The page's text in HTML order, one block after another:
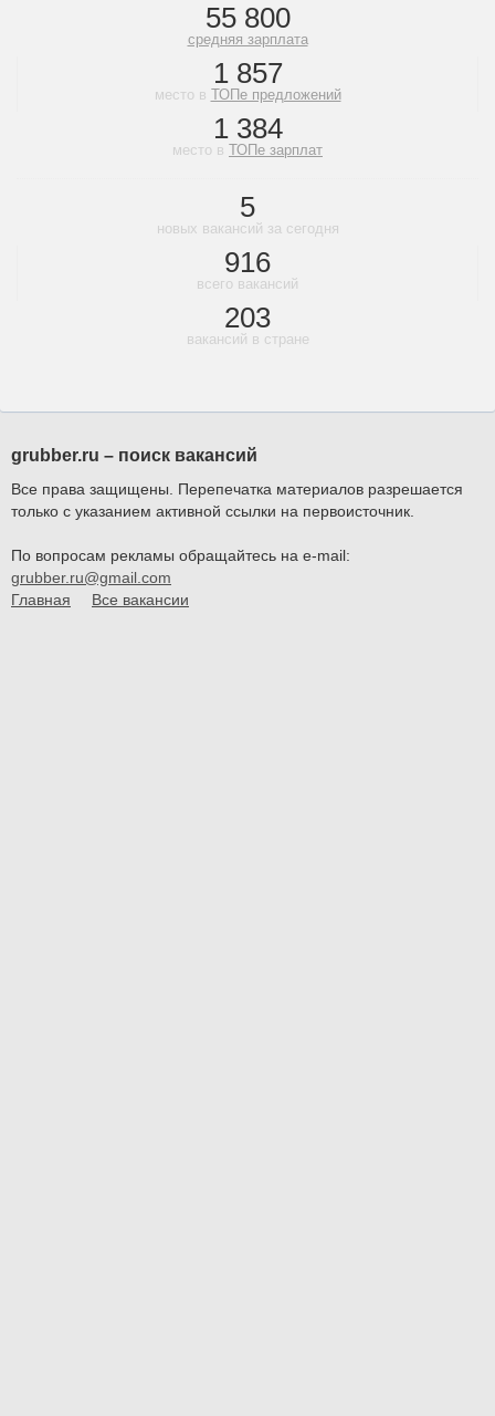
55 800
средняя зарплата
1 857
место в ТОПе предложений
1 384
место в ТОПе зарплат
5
новых вакансий за сегодня
916
всего вакансий
203
вакансий в стране
grubber.ru – поиск вакансий
Все права защищены. Перепечатка материалов разрешается
только с указанием активной ссылки на первоисточник.
По вопросам рекламы обращайтесь на e-mail:
grubber.ru@gmail.com
Главная
Все вакансии